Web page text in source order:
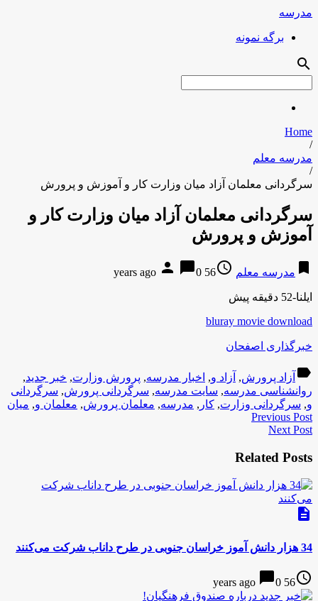
مدرسه
برگه نمونه
search
Home
/
مدرسه معلم
/
سرگردانی معلمان آزاد میان وزارت کار و آموزش و پرورش
سرگردانی معلمان آزاد میان وزارت کار و
آموزش و پرورش
bookmark مدرسه معلم access_time
56 years ago
person chat_bubble0
ایلنا-52 دقیقه پیش
bluray movie download
خبرگذاری اصفحان
label آزاد پرورش, آزاد و, اخبار مدرسه, پرورش وزارت, خبر جدید,
روانشناسی مدرسه, سایت مدرسه, سرگردانی پرورش, سرگردانی
و, سرگردانی وزارت, کار , مدرسه, معلمان پرورش, معلمان و, میان
Previous Post
Next Post
Related Posts
description
34 هزار دانش آموز خراسان جنوبی در طرح داناب شرکت می‌کنند
access_time
56 years ago
chat_bubble0